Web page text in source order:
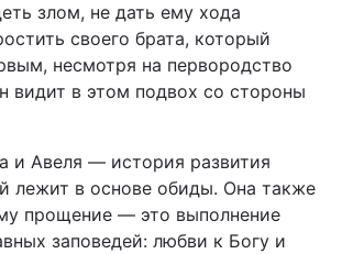
злом, не дать ему хода
своего брата, который
несмотря на первородство
видит в этом подвох со стороны
и Авеля — история развития
лежит в основе обиды. Она также
прощение — это выполнение
заповедей: любви к Богу и